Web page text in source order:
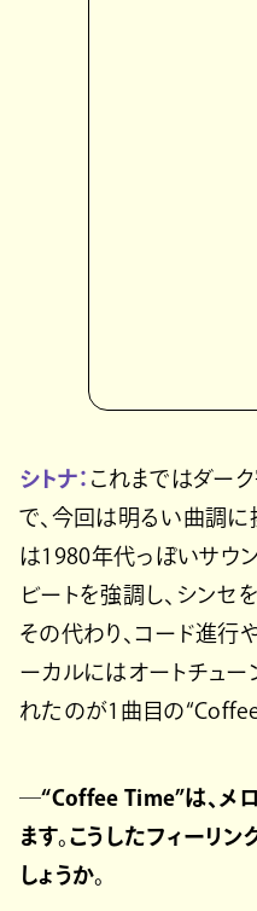
シトナ： これまではダー
で、今回は明るい曲調に
は1980年代っぽいサウン
ビートを強調し、シンセ
その代わり、コード進行
ーカルにはオートチュー
れたのが1曲目の“Coffee
─“Coffee Time”は、メ
ます。こうしたフィーリ
しょうか。